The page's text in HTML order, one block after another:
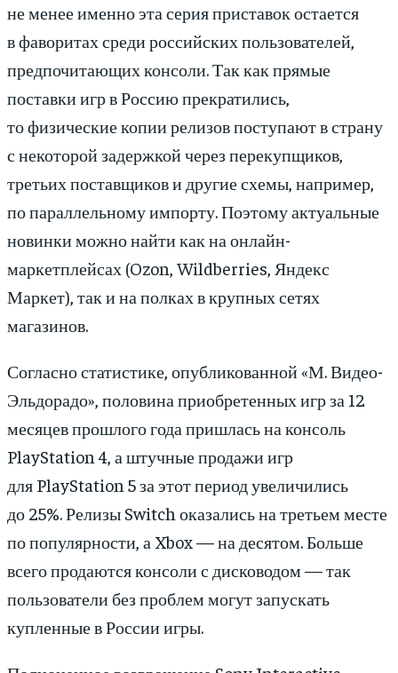
не менее именно эта серия приставок остается
в фаворитах среди российских пользователей,
предпочитающих консоли. Так как прямые
поставки игр в Россию прекратились,
то физические копии релизов поступают в страну
с некоторой задержкой через перекупщиков,
третьих поставщиков и другие схемы, например,
по параллельному импорту. Поэтому актуальные
новинки можно найти как на онлайн-
маркетплейсах (Ozon, Wildberries, Яндекс
Маркет), так и на полках в крупных сетях
магазинов.
Согласно статистике, опубликованной «М. Видео-
Эльдорадо», половина приобретенных игр за 12
месяцев прошлого года пришлась на консоль
PlayStation 4, а штучные продажи игр
для PlayStation 5 за этот период увеличились
до 25%. Релизы Switch оказались на третьем месте
по популярности, а Xbox — на десятом. Больше
всего продаются консоли с дисководом — так
пользователи без проблем могут запускать
купленные в России игры.